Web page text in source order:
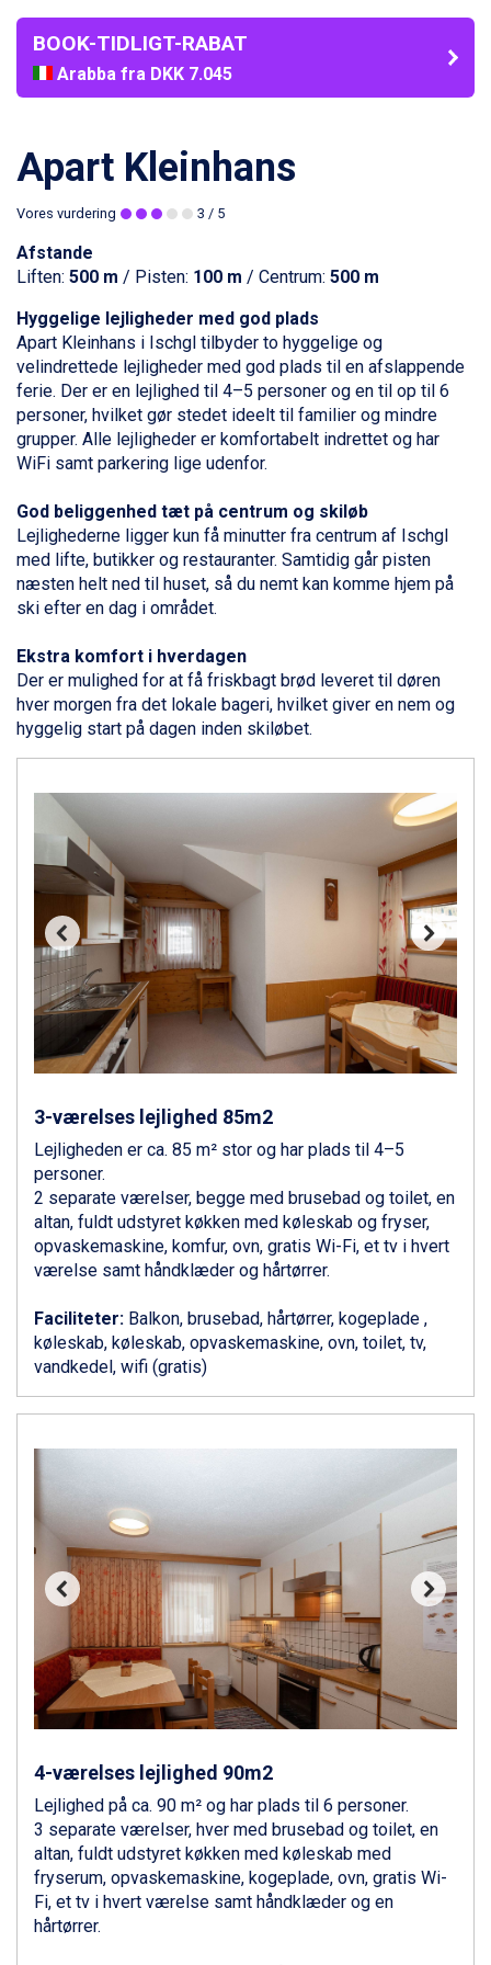
BOOK-TIDLIGT-RABAT
Arabba fra DKK 7.045
La Thuile fra DKK 4.595
Cervinia fra DKK 5.295
Passo Tonale fra DKK 3.795
Sölden fra DKK 8.445
Bad Hofgastein fra DKK 5.495
Champoluc fra DKK 3.795
Sestriere fra DKK 4.395
Wagrain fra DKK 4.645
Ischgl fra DKK 7.095
Fieberbrunn fra DKK 6.145
St. Anton fra DKK 7.245
Zell am See fra DKK 4.095
Canazei fra DKK 4.745
Livigno fra DKK 4.145
Sauze dOulx fra DKK 4.045
Alleghe fra DKK 5.595
Bad Gastein fra DKK 4.195
Arabba fra DKK 7.045
La Thuile fra DKK 4.595
Cervinia fra DKK 5.295
Passo Tonale fra DKK 3.795
Saalbach fra DKK 5.945
Sölden fra DKK 8.445
Sestriere fra DKK 4.395
Wagrain fra DKK 4.645
Ischgl fra DKK 7.095
Fieberbrunn fra DKK 6.145
St. Anton fra DKK 7.245
Zell am See fra DKK 4.095
Canazei fra DKK 4.745
Livigno fra DKK 4.145
Ponte di Legno fra DKK 4.745
Sauze dOulx fra DKK 4.045
Alleghe fra DKK 5.595
Bad Gastein fra DKK 4.195
La Thuile fra DKK 4.595
Val Thorens fra DKK 5.395
Cervinia fra DKK 5.295
Passo Tonale fra DKK 3.795
Saalbach fra DKK 5.945
Sölden fra DKK 8.445
Bad Hofgastein fra DKK 5.495
Champoluc fra DKK 3.795
Wagrain fra DKK 4.645
Ischgl fra DKK 7.095
Fieberbrunn fra DKK 6.145
St. Anton fra DKK 7.245
Canazei fra DKK 4.745
Ponte di Legno fra DKK 4.745
Sauze dOulx fra DKK 4.045
Alleghe fra DKK 5.595
Bad Gastein fra DKK 4.195
Arabba fra DKK 7.045
La Thuile fra DKK 4.595
Val Thorens fra DKK 5.395
Cervinia fra DKK 5.295
Passo Tonale fra DKK 3.795
Saalbach fra DKK 5.945
Bad Hofgastein fra DKK 5.495
Champoluc fra DKK 3.795
Sestriere fra DKK 4.395
Wagrain fra DKK 4.645
Ischgl fra DKK 7.095
Fieberbrunn fra DKK 6.145
St. Anton fra DKK 7.245
Zell am See fra DKK 4.095
Apart Kleinhans
Vores vurdering 3 / 5
Afstande
Liften: 500 m / Pisten: 100 m / Centrum: 500 m
Hyggelige lejligheder med god plads
Apart Kleinhans i Ischgl tilbyder to hyggelige og
velindrettede lejligheder med god plads til en afslappende
ferie. Der er en lejlighed til 4–5 personer og en til op til 6
personer, hvilket gør stedet ideelt til familier og mindre
grupper. Alle lejligheder er komfortabelt indrettet og har
WiFi samt parkering lige udenfor.
God beliggenhed tæt på centrum og skiløb
Lejlighederne ligger kun få minutter fra centrum af Ischgl
med lifte, butikker og restauranter. Samtidig går pisten
næsten helt ned til huset, så du nemt kan komme hjem på
ski efter en dag i området.
Ekstra komfort i hverdagen
Der er mulighed for at få friskbagt brød leveret til døren
hver morgen fra det lokale bageri, hvilket giver en nem og
hyggelig start på dagen inden skiløbet.
3-værelses lejlighed 85m2
Lejligheden er ca. 85 m² stor og har plads til 4–5
personer.
2 separate værelser, begge med brusebad og toilet, en
altan, fuldt udstyret køkken med køleskab og fryser,
opvaskemaskine, komfur, ovn, gratis Wi-Fi, et tv i hvert
værelse samt håndklæder og hårtørrer.
Faciliteter: Balkon, brusebad, hårtørrer, kogeplade ,
køleskab, køleskab, opvaskemaskine, ovn, toilet, tv,
vandkedel, wifi (gratis)
4-værelses lejlighed 90m2
Lejlighed på ca. 90 m² og har plads til 6 personer.
3 separate værelser, hver med brusebad og toilet, en
altan, fuldt udstyret køkken med køleskab med
fryserum, opvaskemaskine, kogeplade, ovn, gratis Wi-
Fi, et tv i hvert værelse samt håndklæder og en
hårtørrer.